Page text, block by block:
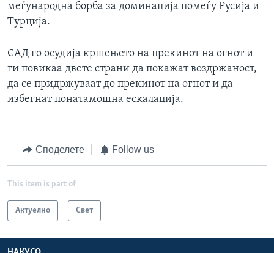
меѓународна борба за доминација помеѓу Русија и
Турција.
САД го осудија кршењето на прекинот на огнот и
ги повикаа двете страни да покажат воздржаност,
да се придржуваат до прекинот на огнот и да
избегнат понатамошна ескалација.
Споделете Follow us
This item is part of
Актуелно Свет